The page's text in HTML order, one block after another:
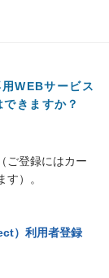
WEBサービス
きますか？
ご登録にはカー
）。
）利用者登録